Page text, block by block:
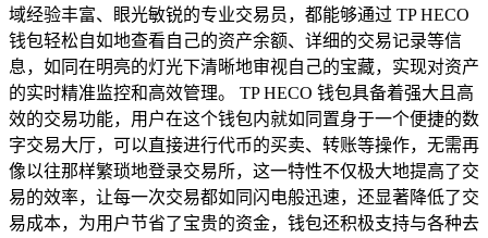
域经验丰富、眼光敏锐的专业交易员，都能够通过 TP HECO
钱包轻松自如地查看自己的资产余额、详细的交易记录等信
息，如同在明亮的灯光下清晰地审视自己的宝藏，实现对资产
的实时精准监控和高效管理。 TP HECO 钱包具备着强大且高
效的交易功能，用户在这个钱包内就如同置身于一个便捷的数
字交易大厅，可以直接进行代币的买卖、转账等操作，无需再
像以往那样繁琐地登录交易所，这一特性不仅极大地提高了交
易的效率，让每一次交易都如同闪电般迅速，还显著降低了交
易成本，为用户节省了宝贵的资金，钱包还积极支持与各种去